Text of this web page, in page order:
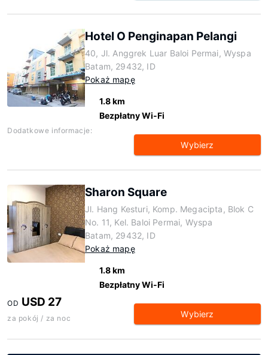
Hotel O Penginapan Pelangi
40, Jl. Anggrek Luar Baloi Permai, Wyspa
Batam, 29432, ID
Pokaż mapę
1.8 km
Bezpłatny Wi-Fi
Dodatkowe informacje:
Wybierz
Sharon Square
Jl. Hang Kesturi, Komp. Megacipta, Blok C
No. 11, Kel. Baloi Permai, Wyspa
Batam, 29432, ID
Pokaż mapę
1.8 km
Bezpłatny Wi-Fi
OD USD 27
za pokój / za noc Wybierz